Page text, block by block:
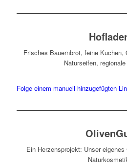
Frisches Bauernbrot, feine
Naturseifen,
Folge einem manuell hinzugefügten
Ein Herzensprojekt: Unser